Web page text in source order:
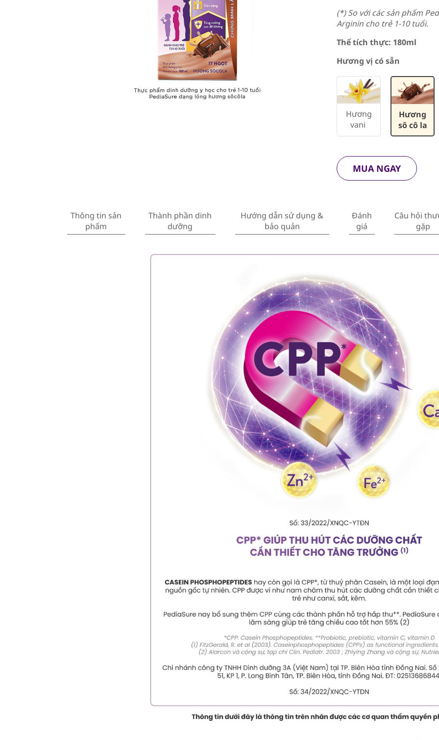
(*) So với các sản phẩm
Arginin cho trẻ 1-10 tuổi.
Thể tích thực: 180ml
Hương vị có sẵn
Hương
vani
Hương
sô cô la
MUA NGAY
Thông tin sản
phẩm
Thành phần dinh
dưỡng
Hướng dẫn sử dụng &
bảo quản
Đánh
giá
Câu hỏi
gặp